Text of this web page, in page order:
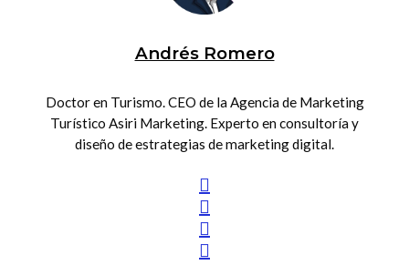
Andrés Romero
Doctor en Turismo. CEO de la Agencia de Marketing
Turístico Asiri Marketing. Experto en consultoría y
diseño de estrategias de marketing digital.